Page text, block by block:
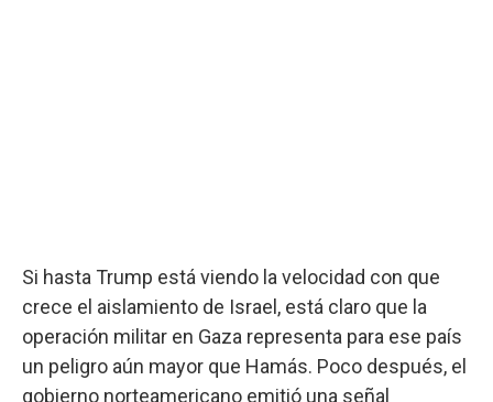
Si hasta Trump está viendo la velocidad con que
crece el aislamiento de Israel, está claro que la
operación militar en Gaza representa para ese país
un peligro aún mayor que Hamás. Poco después, el
gobierno norteamericano emitió una señal